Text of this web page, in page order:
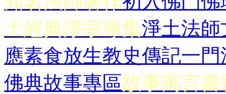
土經典淨宗專集淨土法師
應素食放生教史傳記一門
佛典故事專區故事寓言書